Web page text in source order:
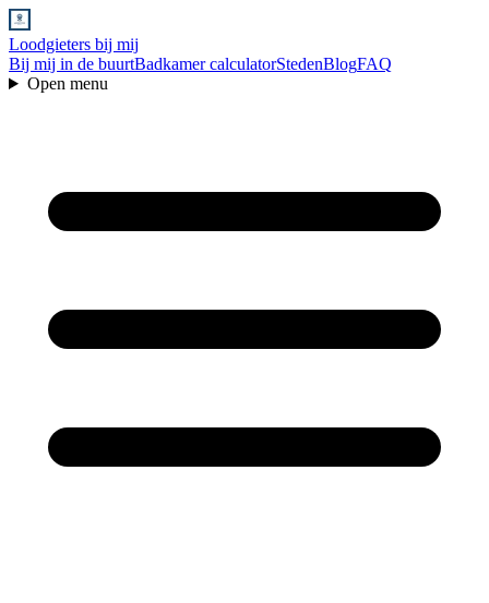
Loodgieters bij mij
Bij mij in de buurtBadkamer calculatorStedenBlogFAQ
Open menu